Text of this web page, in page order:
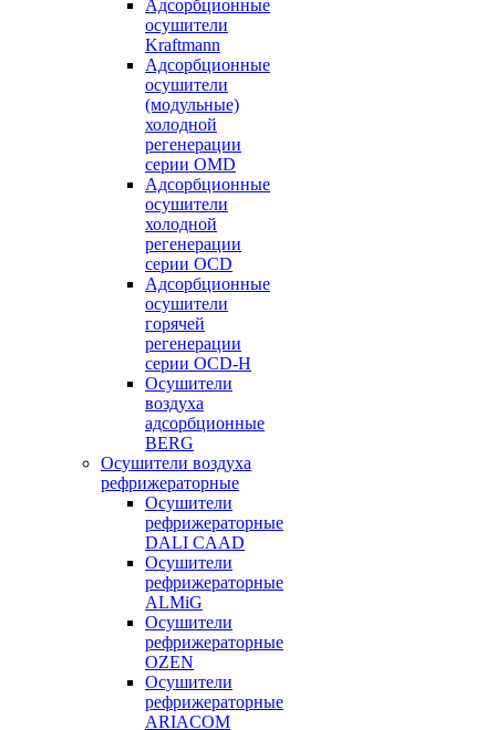
Адсорбционные
осушители
Kraftmann
Адсорбционные
осушители
(модульные)
холодной
регенерации
серии OMD
Адсорбционные
осушители
холодной
регенерации
серии OCD
Адсорбционные
осушители
горячей
регенерации
серии OСD-H
Осушители
воздуха
адсорбционные
BERG
Осушители воздуха
рефрижераторные
Осушители
рефрижераторные
DALI CAAD
Осушители
рефрижераторные
ALMiG
Осушители
рефрижераторные
OZEN
Осушители
рефрижераторные
ARIACOM